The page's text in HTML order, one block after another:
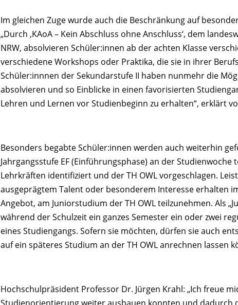
Im gleichen Zuge wurde auch die Beschränkung auf
„Durch ‚KAoA – Kein Abschluss ohne Anschluss‘, dem
NRW, absolvieren Schüler:innen ab der achten Klasse
verschiedene Workshops oder Praktika, die sie in ihrer
Schüler:innnen der Sekundarstufe II haben nunmehr die
absolvieren und so Einblicke in einen favorisierten
Lehren und Lernen vor Studienbeginn zu erhalten“, erklärt
Besonders begabte Schüler:innen werden auch weiterhin
Jahrgangsstufe EF (Einführungsphase) an der
Lehrkräften identifiziert und der TH OWL vorgeschlagen.
ausgeprägtem Talent oder besonderem Interesse erhalten
Angebot, am Juniorstudium der TH OWL teilzunehmen. Als
während der Schulzeit ein ganzes Semester ein oder zwei
eines Studiengangs. Sofern sie möchten, dürfen sie auch
auf ein späteres Studium an der TH OWL anrechnen lassen
Hochschulpräsident Professor Dr. Jürgen Krahl: „Ich freue
Studienorientierung weiter ausbauen konnten und dadurch